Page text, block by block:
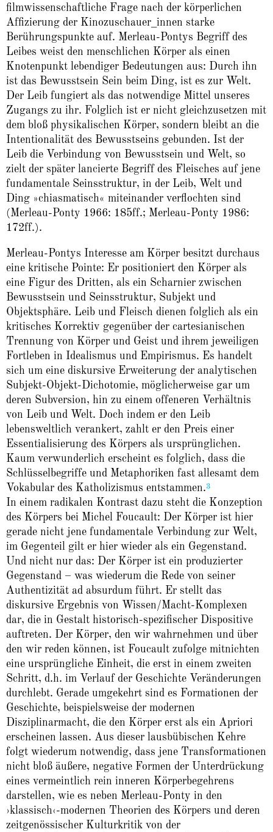
filmwissenschaftliche Frage nach der körperlichen
Affizierung der Kinozuschauer_innen starke
Berührungspunkte auf. Merleau-Pontys Begriff des
Leibes weist den menschlichen Körper als einen
Knotenpunkt lebendiger Bedeutungen aus: Durch ihn
ist das Bewusstsein Sein beim Ding, ist es zur Welt.
Der Leib fungiert als das notwendige Mittel unseres
Zugangs zu ihr. Folglich ist er nicht gleichzusetzen mit
dem bloß physikalischen Körper, sondern bleibt an die
Intentionalität des Bewusstseins gebunden. Ist der
Leib die Verbindung von Bewusstsein und Welt, so
zielt der später lancierte Begriff des Fleisches auf jene
fundamentale Seinsstruktur, in der Leib, Welt und
Ding »chiasmatisch« miteinander verflochten sind
(Merleau-Ponty 1966: 185ff.; Merleau-Ponty 1986:
172ff.).
Merleau-Pontys Interesse am Körper besitzt durchaus
eine kritische Pointe: Er positioniert den Körper als
eine Figur des Dritten, als ein Scharnier zwischen
Bewusstsein und Seinsstruktur, Subjekt und
Objektsphäre. Leib und Fleisch dienen folglich als ein
kritisches Korrektiv gegenüber der cartesianischen
Trennung von Körper und Geist und ihrem jeweiligen
Fortleben in Idealismus und Empirismus. Es handelt
sich um eine diskursive Erweiterung der analytischen
Subjekt-Objekt-Dichotomie, möglicherweise gar um
deren Subversion, hin zu einem offeneren Verhältnis
von Leib und Welt. Doch indem er den Leib
lebensweltlich verankert, zahlt er den Preis einer
Essentialisierung des Körpers als ursprünglichen.
Kaum verwunderlich erscheint es folglich, dass die
Schlüsselbegriffe und Metaphoriken fast allesamt dem
Vokabular des Katholizismus entstammen.3
In einem radikalen Kontrast dazu steht die Konzeption
des Körpers bei Michel Foucault: Der Körper ist hier
gerade nicht jene fundamentale Verbindung zur Welt,
im Gegenteil gilt er hier wieder als ein Gegenstand.
Und nicht nur das: Der Körper ist ein produzierter
Gegenstand – was wiederum die Rede von seiner
Authentizität ad absurdum führt. Er stellt das
diskursive Ergebnis von Wissen/Macht-Komplexen
dar, die in Gestalt historisch-spezifischer Dispositive
auftreten. Der Körper, den wir wahrnehmen und über
den wir reden können, ist Foucault zufolge mitnichten
eine ursprüngliche Einheit, die erst in einem zweiten
Schritt, d.h. im Verlauf der Geschichte Veränderungen
durchlebt. Gerade umgekehrt sind es Formationen der
Geschichte, beispielsweise der modernen
Disziplinarmacht, die den Körper erst als ein Apriori
erscheinen lassen. Aus dieser lausbübischen Kehre
folgt wiederum notwendig, dass jene Transformationen
nicht bloß äußere, negative Formen der Unterdrückung
eines vermeintlich rein inneren Körperbegehrens
darstellen, wie es neben Merleau-Ponty in den
›klassisch‹-modernen Theorien des Körpers und deren
zeitgenössischer Kulturkritik von der